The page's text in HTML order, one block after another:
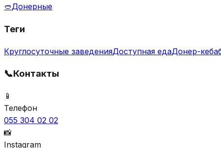
🥙Донерные
Теги
Круглосуточные заведенияДоступная едаДонер-
📞Контакты
📱
Телефон
055 304 02 02
📸
Instagram